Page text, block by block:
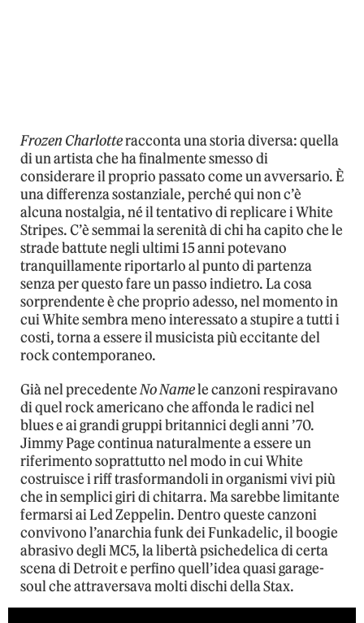
Frozen Charlotteracconta una storia diversa: quella
di un artista che ha finalmente smesso di
considerare il proprio passato come un avversario. È
una differenza sostanziale, perché qui non c’è
alcuna nostalgia, né il tentativo di replicare i White
Stripes. C’è semmai la serenità di chi ha capito che le
strade battute negli ultimi 15 anni potevano
tranquillamente riportarlo al punto di partenza
senza per questo fare un passo indietro. La cosa
sorprendente è che proprio adesso, nel momento in
cui White sembra meno interessato a stupire a tutti i
costi, torna a essere il musicista più eccitante del
rock contemporaneo.
Già nel precedenteNo Namele canzoni respiravano
di quel rock americano che affonda le radici nel
blues e ai grandi gruppi britannici degli anni ’70.
Jimmy Page continua naturalmente a essere un
riferimento soprattutto nel modo in cui White
costruisce i riff trasformandoli in organismi vivi più
che in semplici giri di chitarra. Ma sarebbe limitante
fermarsi ai Led Zeppelin. Dentro queste canzoni
convivono l’anarchia funk dei Funkadelic, il boogie
abrasivo degli MC5, la libertà psichedelica di certa
scena di Detroit e perfino quell’idea quasi garage-
soul che attraversava molti dischi della Stax.